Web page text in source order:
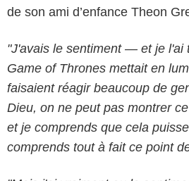
de son ami d’enfance Theon
"J'avais le sentiment — et je
Game of Thrones mettait en
faisaient réagir beaucoup de
Dieu, on ne peut pas montrer
et je comprends que cela
comprends tout à fait ce point